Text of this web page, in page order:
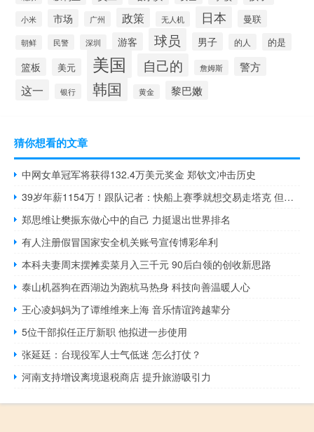
小米 市场 广州 政策 无人机 日本 曼联
朝鲜 民警 深圳 游客 球员 男子 的人 的是
篮板 美元 美国 自己的 詹姆斯 警方
这一 银行 韩国 黄金 黎巴嫩
猜你想看的文章
中网女单冠军将获得132.4万美元奖金 郑钦文冲击历史
39岁年薪1154万！跟队记者：快船上赛季就想交易走塔克 但这很困难 寻求交易无果
郑思维让樊振东做心中的自己 力挺退出世界排名
有人注册假冒国家安全机关账号宣传博彩牟利
本科夫妻周末摆摊卖菜月入三千元 90后白领的创收新思路
泰山机器狗在西湖边为跑杭马热身 科技向善温暖人心
王心凌妈妈为了谭维维来上海 音乐情谊跨越辈分
5位干部拟任正厅新职 他拟进一步使用
张延廷：台现役军人士气低迷 怎么打仗？
河南支持增设离境退税商店 提升旅游吸引力